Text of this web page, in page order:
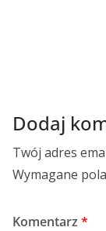
Dodaj
Twój adres
Wymagane
Komentarz *